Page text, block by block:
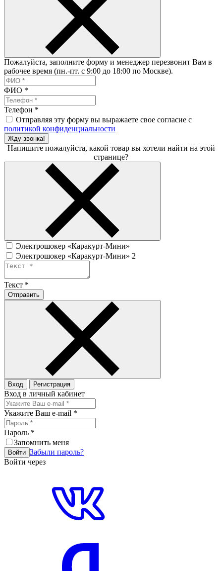
Пожалуйста, заполните форму и менеджер перезвонит Вам в
рабочее время (пн.-пт. с 9:00 до 18:00 по Москве).
ФИО *
Телефон *
Отправляя эту форму вы выражаете свое согласие с
политикой конфиденциальности
Жду звонка!
Напишите пожалуйста, какой товар вы хотели найти на этой
странице?
Электрошокер «Каракурт-Мини»
Электрошокер «Каракурт-Мини» 2
Текст *
Отправить
Вход Регистрация
Вход в личный кабинет
Укажите Ваш e-mail *
Пароль *
Запомнить меня
Войти Забыли пароль?
Войти через